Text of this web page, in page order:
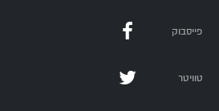
פייסבוק
טוויטר